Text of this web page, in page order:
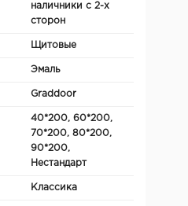
наличники с 2-х
сторон
Щитовые
Эмаль
Graddoor
40*200, 60*200,
70*200, 80*200,
90*200,
Нестандарт
Классика